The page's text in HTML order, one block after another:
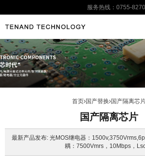
服务热线：0755-
首页 国产替换 国产隔离芯
国产隔离芯片
最新产品发布: 光MOS继电器：
耦：7500Vmrs，10Mbps，